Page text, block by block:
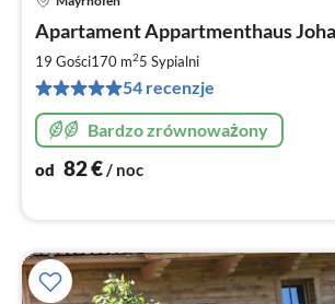
Apartament Appartmenthaus
19 Gości170 m25 Sypialni
54 recenzje
Bardzo zrównoważony
od 82€/ noc